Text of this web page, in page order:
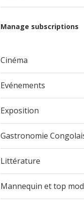
Manage subscriptions
Cinéma
Evénements
Exposition
Gastronomie
Littérature
Mannequin et top